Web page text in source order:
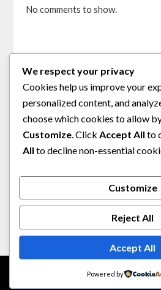
No comments to show.
Archives
November 2025
Categories
©2026 libertyroulette| Built using
We respect your privacy
Cookies help us improve your
personalized content, and
choose which cookies to allow
Customize . Click Accept All to
All to decline non-essential
Customize
Reject All
Accept All
Powered by